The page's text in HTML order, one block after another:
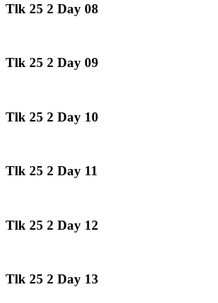
Tlk 25 2 Day 08
Tlk 25 2 Day 09
Tlk 25 2 Day 10
Tlk 25 2 Day 11
Tlk 25 2 Day 12
Tlk 25 2 Day 13